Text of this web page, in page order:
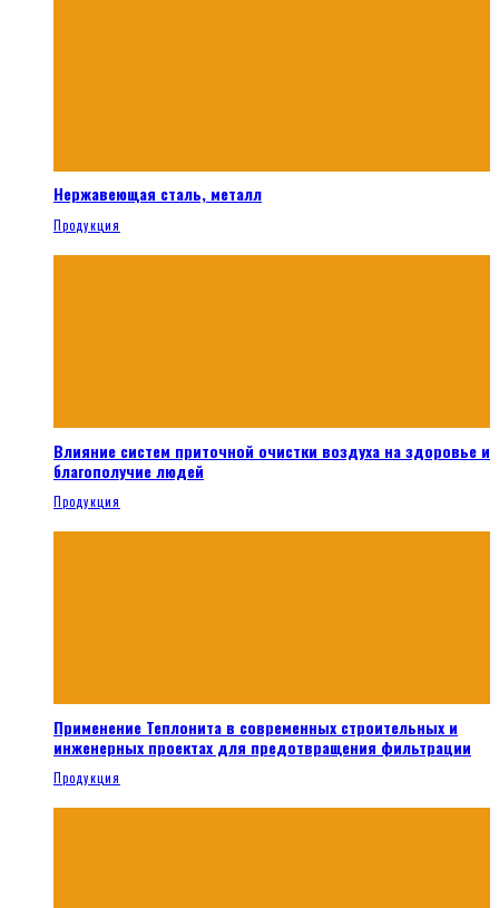
Нержавеющая сталь, металл
Продукция
Влияние систем приточной очистки воздуха на здоровье и
благополучие людей
Продукция
Применение Теплонита в современных строительных и
инженерных проектах для предотвращения фильтрации
Продукция